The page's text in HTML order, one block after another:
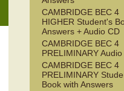
CAMBRIDGE BEC 4
HIGHER Student's
Answers + Audio CD
CAMBRIDGE BEC 4
PRELIMINARY
CAMBRIDGE BEC 4
PRELIMINARY
Book with Answers